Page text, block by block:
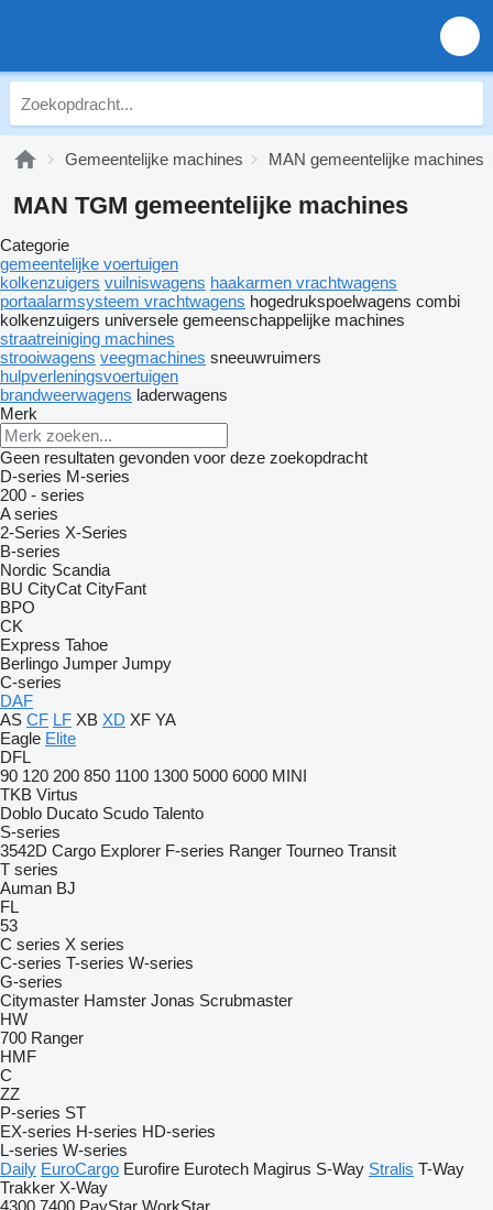
Gemeentelijke machines MAN gemeentelijke machines
MAN TGM gemeentelijke machines
Categorie
gemeentelijke voertuigen
kolkenzuigers vuilniswagens haakarmen vrachtwagens
portaalarmsysteem vrachtwagens hogedrukspoelwagens combi
kolkenzuigers universele gemeenschappelijke machines
straatreiniging machines
strooiwagens veegmachines sneeuwruimers
hulpverleningsvoertuigen
brandweerwagens laderwagens
Merk
Geen resultaten gevonden voor deze zoekopdracht
D-series M-series
200 - series
A series
2-Series X-Series
B-series
Nordic Scandia
BU CityCat CityFant
BPO
CK
Express Tahoe
Berlingo Jumper Jumpy
C-series
DAF
AS CF LF XB XD XF YA
Eagle Elite
DFL
90 120 200 850 1100 1300 5000 6000 MINI
TKB Virtus
Doblo Ducato Scudo Talento
S-series
3542D Cargo Explorer F-series Ranger Tourneo Transit
T series
Auman BJ
FL
53
C series X series
C-series T-series W-series
G-series
Citymaster Hamster Jonas Scrubmaster
HW
700 Ranger
HMF
C
ZZ
P-series ST
EX-series H-series HD-series
L-series W-series
Daily EuroCargo Eurofire Eurotech Magirus S-Way Stralis T-Way
Trakker X-Way
4300 7400 PayStar WorkStar